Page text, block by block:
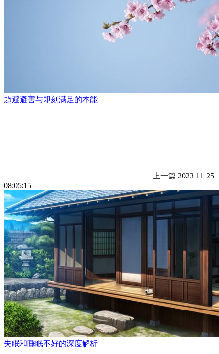
趋避避害与即刻满足的本能
上一篇 2023-11-25
08:05:15
失眠和睡眠不好的深度解析